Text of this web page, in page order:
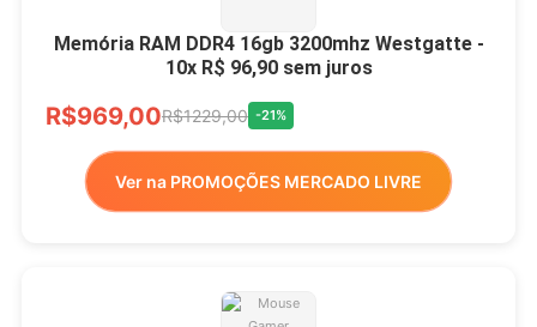
Memória RAM DDR4 16gb 3200mhz Westgatte -
10x R$ 96,90 sem juros
R$969,00R$1229,00 -21%
Ver na PROMOÇÕES MERCADO LIVRE